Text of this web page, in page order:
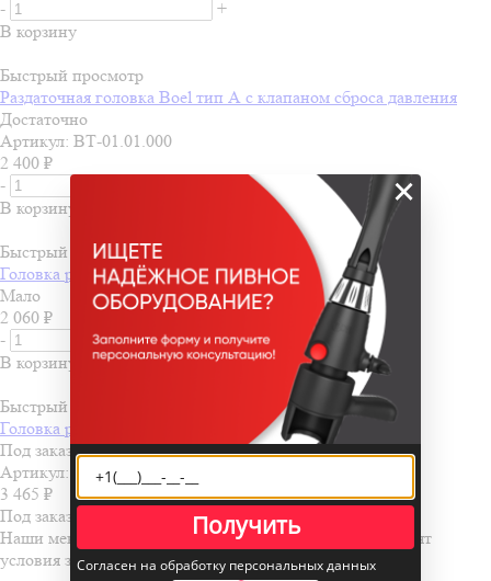
-
+
В корзину
Быстрый просмотр
Раздаточная головка Boel тип А с клапаном сброса давления
Достаточно
Артикул: ВТ-01.01.000
2 400 ₽
-
В корзину
Быстрый просмотр
Головка раздаточная тип "A" DS с штуцерами, латунь
Мало
2 060 ₽
-
+
В корзину
Быстрый просмотр
Головка раздаточная Micro Matic, тип A
Под заказ
Артикул: р2
3 465 ₽
Под заказ
Наши менеджеры обязательно свяжутся с вами и уточнят
условия заказа
×
Получить
Согласен на обработку персональных данных